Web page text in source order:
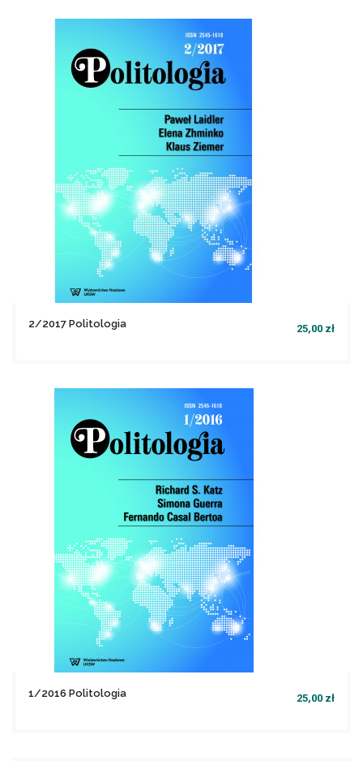
Nie ma wystarczającej ilości produktów w magazynie
2/2017 Politologia 25,00 zł
1/2016 Politologia 25,00 zł